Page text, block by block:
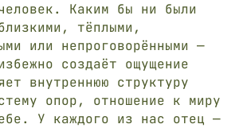
Каким бы ни были
тёплыми,
или непроговорёнными —
создаёт ощущение
внутреннюю структуру
опор, отношение к миру
У каждого из нас отец —